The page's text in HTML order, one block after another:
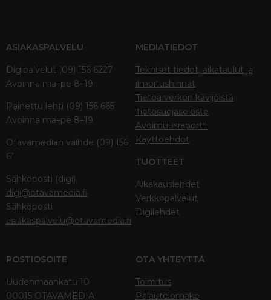
ASIAKASPALVELU
Digipalvelut (09) 156 6227
Avoinna ma–pe 8–19
Painettu lehti (09) 156 665
Avoinna ma–pe 8–19
Otavamedian vaihde (09) 156
61
Sähköposti (digi)
digi@otavamedia.fi
Sähköposti
asiakaspalvelu@otavamedia.fi
MEDIATIEDOT
Tekniset tiedot, aikataulut ja
ilmoitushinnat
Tietoa verkon kävijöistä
Tietosuojaseloste
Avoimuusraportti
Käyttöehdot
TUOTTEET
Aikakauslehdet
Verkkopalvelut
Digilehdet
POSTIOSOITE
Uudenmaankatu 10
00015 OTAVAMEDIA
OTA YHTEYTTÄ
Toimitus
Palautelomake